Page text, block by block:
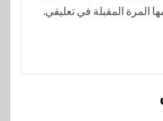
المرة المقبلة في تعليقي.